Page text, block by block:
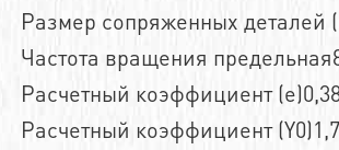
Размер сопряженных деталей
Частота вращения
Расчетный коэффициент
Расчетный коэффициент